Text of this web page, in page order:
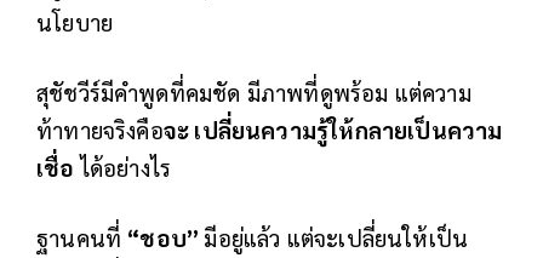
นโยบาย
สุชัชวีร์มีคำพูดที่คมชัด มีภาพที่ดูพร้อม แต่ความ
ท้าทายจริงคือจะ เปลี่ยนความรู้ให้กลายเป็นความ
เชื่อได้อย่างไร
ฐานคนที่ “ชอบ” มีอยู่แล้ว แต่จะเปลี่ยนให้เป็น